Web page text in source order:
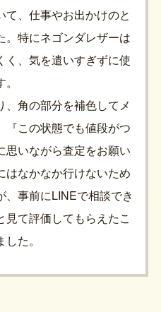
、仕事やお出かけのと
。特にネゴンダレザーは
く、気を遣いすぎずに使
角の部分を補色してメ
『この状態でも値段がつ
思いながら査定をお願い
はなかなか行けないため
事前にLINEで相談でき
て評価してもらえたこ
た。